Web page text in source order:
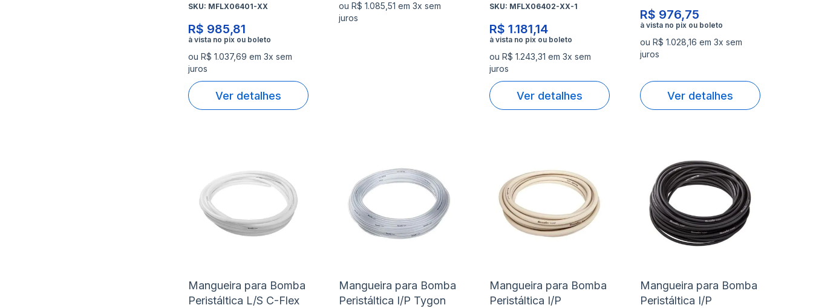
SKU: MFLX06401-XX
R$ 985,81
ou R$ 1.037,69 em 3x sem
juros
Ver detalhes
ou R$ 1.085,51 em 3x sem
juros
SKU: MFLX06402-XX-1
R$ 1.181,14
ou R$ 1.243,31 em 3x sem
juros
Ver detalhes
R$ 976,75
ou R$ 1.028,16 em 3x sem
juros
Ver detalhes
Mangueira para Bomba
Peristáltica L/S C-Flex
lista
de
Adicionar
para
Comparar
Mangueira para Bomba
Peristáltica I/P Tygon
lista
de
Adicionar
para
Comparar
Mangueira para Bomba
Peristáltica I/P
Adicionar
lista
de
desejos
Adicionar
para
Comparar
Mangueira para Bomba
Peristáltica I/P